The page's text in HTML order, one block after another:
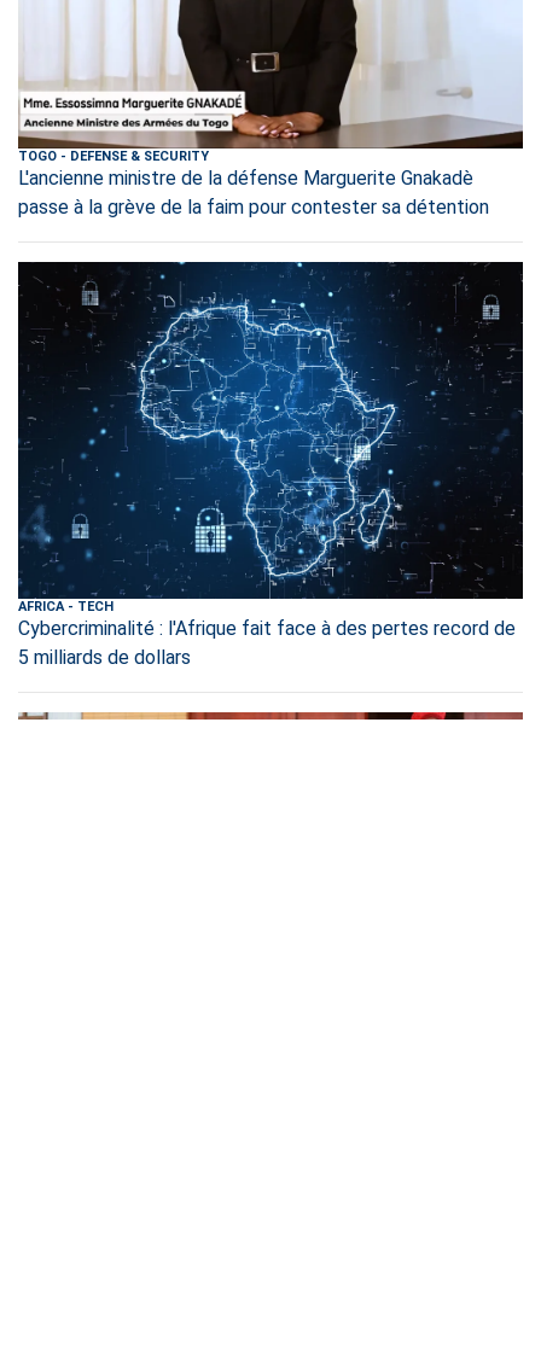
TOGO - DEFENSE & SECURITY
L'ancienne ministre de la défense Marguerite Gnakadè
passe à la grève de la faim pour contester sa détention
AFRICA - TECH
Cybercriminalité : l'Afrique fait face à des pertes record de
5 milliards de dollars